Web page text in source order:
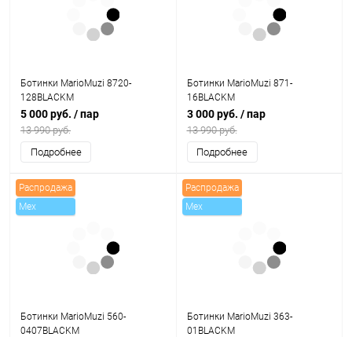
Ботинки MarioMuzi 8720-
128BLACKM
5 000 руб. / пар
13 990 руб.
Подробнее
Ботинки MarioMuzi 871-
16BLACKM
3 000 руб. / пар
13 990 руб.
Подробнее
Распродажа
Mex
Ботинки MarioMuzi 560-
0407BLACKM
Распродажа
Mex
Ботинки MarioMuzi 363-
01BLACKM